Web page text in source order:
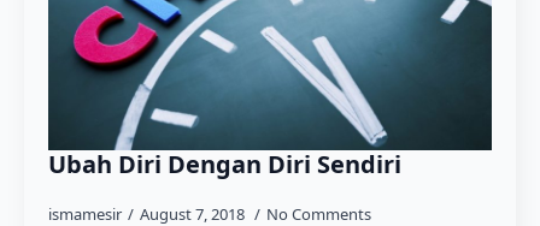
Ubah Diri Dengan Diri Sendiri
ismamesir August 7, 2018 No Comments